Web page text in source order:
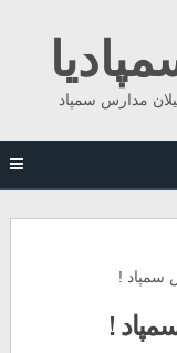
مدارس سمپاد
سمپاد !
!